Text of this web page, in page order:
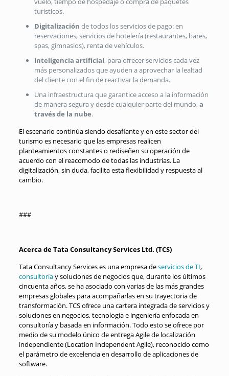
turísticos.
Digitalización de todos los servicios de pago: en
reservaciones, servicios de hotelería (restaurantes, bares,
spas, gimnasios), renta de vehículos.
Inteligencia artificial, para ofrecer servicios cada vez
más personalizados que ayuden a aprovechar la lealtad
del cliente con el fin de reactivar la demanda.
Una infraestructura que garantice acceso a la información
de manera segura y desde cualquier parte del mundo,a
través de la nube.
El escenario continúa siendo desafiante y en este sector del
turismo es necesario que las empresas realicen
planteamientos constantes o rediseñen su operación de
acuerdo con el reacomodo de todas las industrias. La
digitalización, sin duda, facilita esta flexibilidad y respuesta al
cambio.
###
Acerca de Tata Consultancy Services Ltd. (TCS)
Tata Consultancy Services es una empresa deservicios de TI,
consultoríay soluciones de negocios que, durante los últimos
cincuenta años, se ha asociado con varias de las más grandes
empresas globales para acompañarlas en su trayectoria de
transformación. TCS ofrece una cartera integrada de servicios y
soluciones en negocios, tecnología e ingeniería enfocada en
consultoría y basada en información. Todo esto se ofrece por
medio de su modelo único de entrega Agile de localización
independiente (Location Independent Agile), reconocido como
el parámetro de excelencia en desarrollo de aplicaciones de
software.